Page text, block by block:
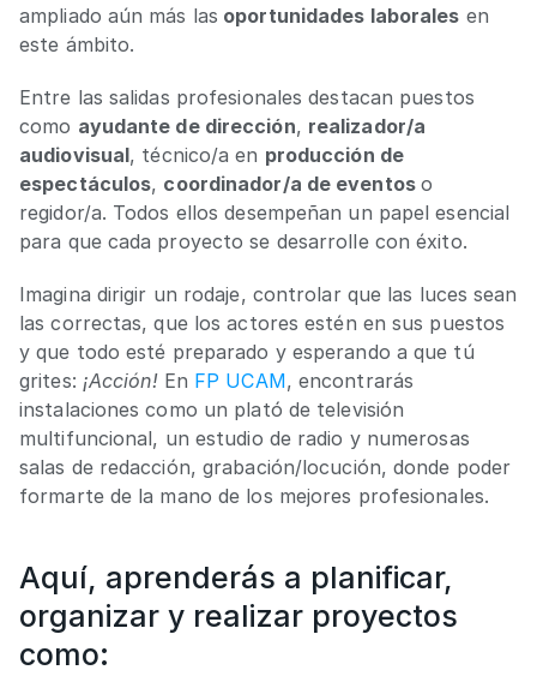
ampliado aún más las oportunidades laborales en
este ámbito.
Entre las salidas profesionales destacan puestos
como ayudante de dirección, realizador/a
audiovisual, técnico/a en producción de
espectáculos, coordinador/a de eventos o
regidor/a. Todos ellos desempeñan un papel esencial
para que cada proyecto se desarrolle con éxito.
Imagina dirigir un rodaje, controlar que las luces sean
las correctas, que los actores estén en sus puestos
y que todo esté preparado y esperando a que tú
grites: ¡Acción! En FP UCAM, encontrarás
instalaciones como un plató de televisión
multifuncional, un estudio de radio y numerosas
salas de redacción, grabación/locución, donde poder
formarte de la mano de los mejores profesionales.
Aquí, aprenderás a planificar,
organizar y realizar proyectos
como: